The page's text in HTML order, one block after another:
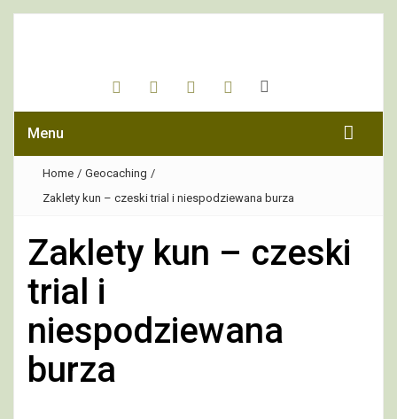
Menu
Home / Geocaching /
Zaklety kun – czeski trial i niespodziewana burza
Zaklety kun – czeski
trial i
niespodziewana
burza